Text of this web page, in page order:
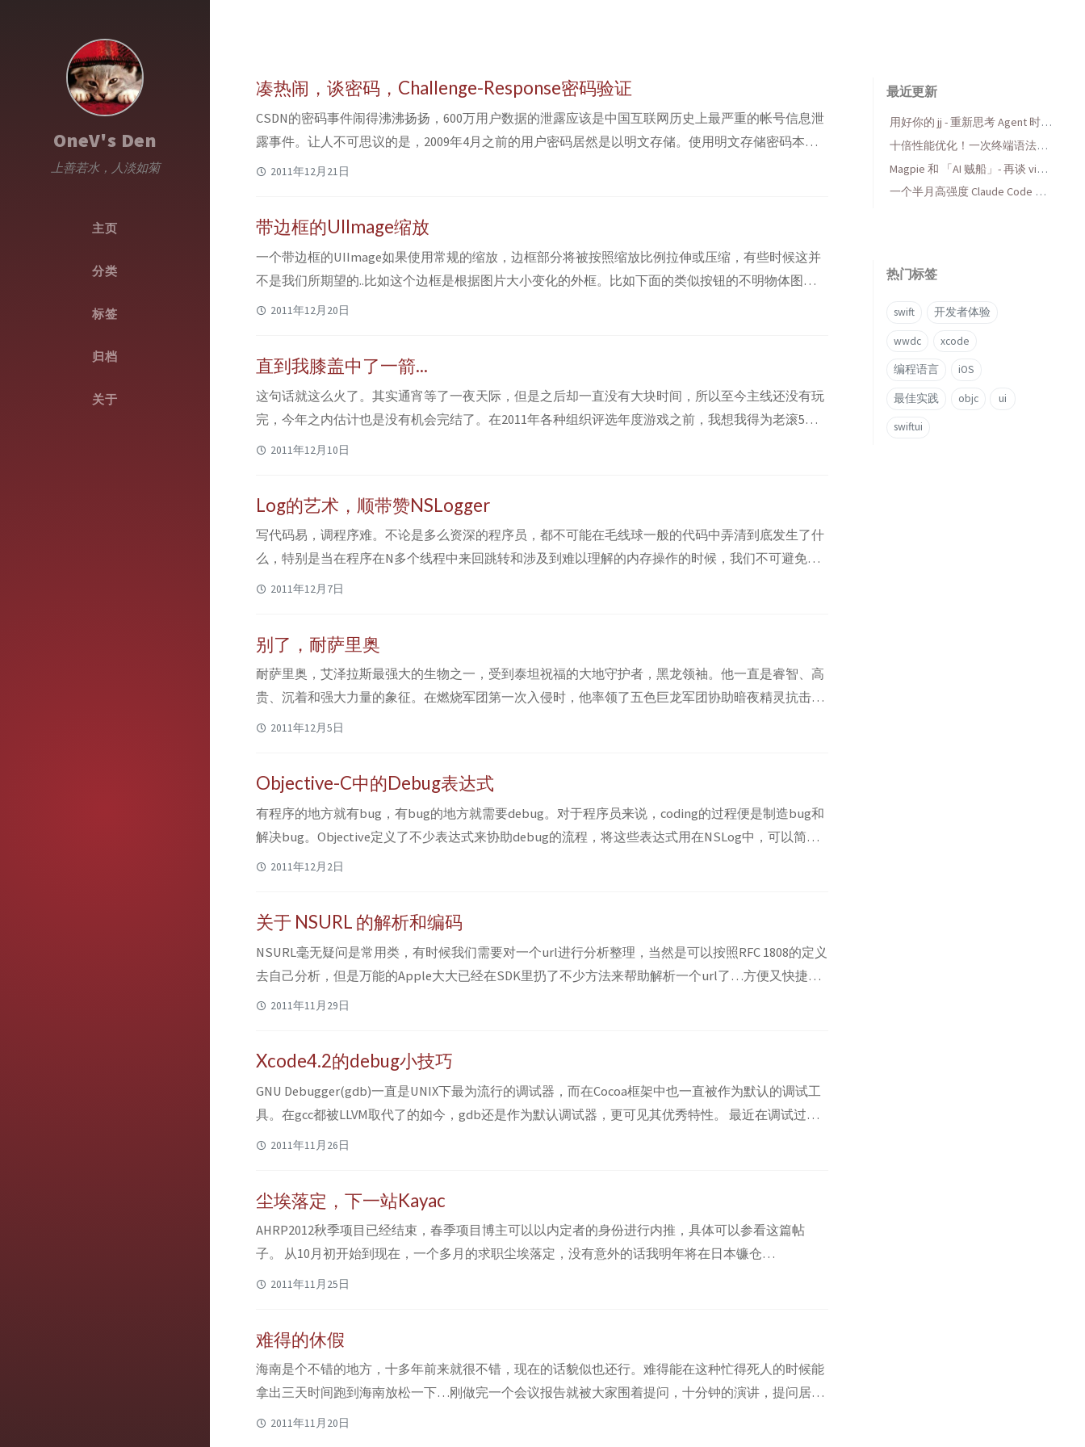
OneV's Den
上善若水，人淡如菊
主页
分类
标签
归档
关于
凑热闹，谈密码，Challenge-Response密码验证
CSDN的密码事件闹得沸沸扬扬，600万用户数据的泄露应该是中国互联网历史上最严重的帐号信息泄
露事件。让人不可思议的是，2009年4月之前的用户密码居然是以明文存储。使用明文存储密码本身
就是一件相当扯淡的事情，而当这种事情发生在以程序员为主要客户的大型网站上，真是让人哭笑不
2011年12月21日
带边框的UIImage缩放
一个带边框的UIImage如果使用常规的缩放，边框部分将被按照缩放比例拉伸或压缩，有些时候这并
不是我们所期望的..比如这个边框是根据图片大小变化的外框。比如下面的类似按钮的不明物体图
片：主体为渐变蓝色，边框为外圈白色，灰色底板为背景。 常见的按钮添加和背景设置如下：
2011年12月20日
直到我膝盖中了一箭...
这句话就这么火了。其实通宵等了一夜天际，但是之后却一直没有大块时间，所以至今主线还没有玩
完，今年之内估计也是没有机会完结了。在2011年各种组织评选年度游戏之前，我想我得为老滚5写
点什么。 今年是大作频出的年份，传送门2，巫师2，刺客信条：启示录，英雄无敌6，新的COD…当
2011年12月10日
Log的艺术，顺带赞NSLogger
写代码易，调程序难。不论是多么资深的程序员，都不可能在毛线球一般的代码中弄清到底发生了什
么，特别是当在程序在N多个线程中来回跳转和涉及到难以理解的内存操作的时候，我们不可避免地
需要log的帮助来整理思路，确认到底发生了什么。而这时候，输出log的好坏和时机，往往决定了花
2011年12月7日
别了，耐萨里奥
耐萨里奥，艾泽拉斯最强大的生物之一，受到泰坦祝福的大地守护者，黑龙领袖。他一直是睿智、高
贵、沉着和强大力量的象征。在燃烧军团第一次入侵时，他率领了五色巨龙军团协助暗夜精灵抗击恶
魔。也正是那时，他提议五大龙族领袖将力量注入巨龙之魂中，以抵抗军团。而不幸的是，在无数恶
2011年12月5日
Objective-C中的Debug表达式
有程序的地方就有bug，有bug的地方就需要debug。对于程序员来说，coding的过程便是制造bug和
解决bug。Objective定义了不少表达式来协助debug的流程，将这些表达式用在NSLog中，可以简化
部分工作，快速定义到debug的部分。 比如以下代码： -(id) initWithPlayer:(VVPlayer *)aPlayer
2011年12月2日
关于 NSURL 的解析和编码
NSURL毫无疑问是常用类，有时候我们需要对一个url进行分析整理，当然是可以按照RFC 1808的定义
去自己分析，但是万能的Apple大大已经在SDK里扔了不少方法来帮助解析一个url了…方便又快捷呐
～比如下面的输入： NSURL *url = [NSURL URLWithString:
2011年11月29日
Xcode4.2的debug小技巧
GNU Debugger(gdb)一直是UNIX下最为流行的调试器，而在Cocoa框架中也一直被作为默认的调试工
具。在gcc都被LLVM取代了的如今，gdb还是作为默认调试器，更可见其优秀特性。 最近在调试过程
中发现了一些小窍门或者说是小技巧，不敢独飨。也许调试在大多数人看来不过是切断点，run程
2011年11月26日
尘埃落定，下一站Kayac
AHRP2012秋季项目已经结束，春季项目博主可以以内定者的身份进行内推，具体可以参看这篇帖
子。 从10月初开始到现在，一个多月的求职尘埃落定，没有意外的话我明年将在日本镰仓
(Kamakura)的Kayac公司开始自己的职业生涯。回顾这一个多月来的心情沉浮，颇有收获：从一开始
2011年11月25日
难得的休假
海南是个不错的地方，十多年前来就很不错，现在的话貌似也还行。难得能在这种忙得死人的时候能
拿出三天时间跑到海南放松一下…刚做完一个会议报告就被大家围着提问，十分钟的演讲，提问居然
持续了十五分钟，这不是明摆着坑我么…看来之前的准备还是过于浅显了。下次有这样的会议报告的
2011年11月20日
最近更新
用好你的 jj - 重新思考 Agent 时代
的版本控制
十倍性能优化！一次终端语法高
亮库的 AI 折腾与收获
Magpie 和 「AI 贼船」- 再谈 vibe
coding，当代码变得廉价时...
一个半月高强度 Claude Code 使
热门标签
swift 开发者体验
wwdc xcode
编程语言 iOS
最佳实践 objc ui
swiftui